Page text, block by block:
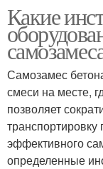
Какие
Самозамес
смеси на месте,
позволяет
транспортировку
эффективного
определенные